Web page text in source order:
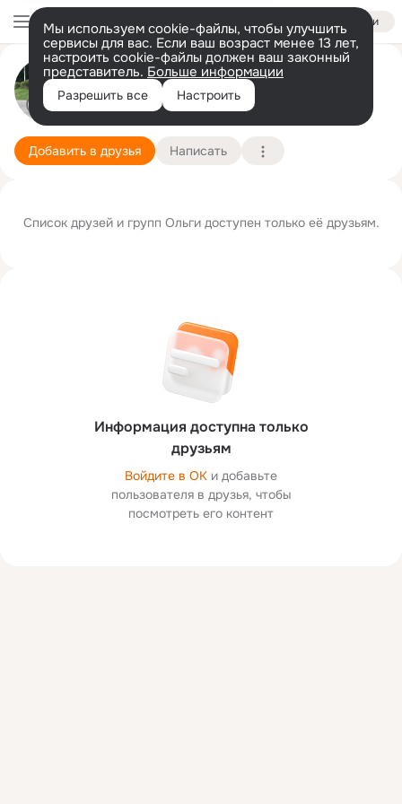
Войти
Мы используем cookie-файлы, чтобы улучшить
сервисы для вас. Если ваш возраст менее 13 лет,
настроить cookie-файлы должен ваш законный
представитель. Больше информации
Разрешить все Настроить
Ольга Егорова
14 сентября Подробнее
Добавить в друзья Написать
Информация доступна только
друзьям
Войдите в ОК и добавьте
пользователя в друзья, чтобы
посмотреть его контент
Список друзей и групп Ольги доступен только её друзьям.